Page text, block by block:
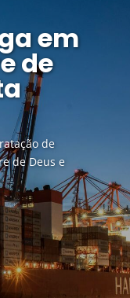
em
de
de
de Deus e